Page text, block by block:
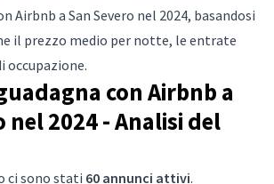
Airbnb a San Severo nel 2024, basandosi
il prezzo medio per notte, le entrate
occupazione.
con Airbnb a
nel 2024 - Analisi del
ci sono stati 60 annunci attivi.